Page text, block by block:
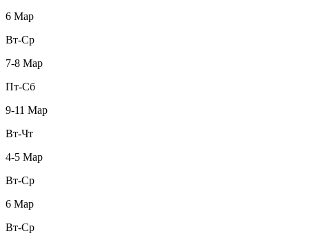
6 Мар
Вт-Ср
7-8 Мар
Пт-Сб
9-11 Мар
Вт-Чт
4-5 Мар
Вт-Ср
6 Мар
Вт-Ср